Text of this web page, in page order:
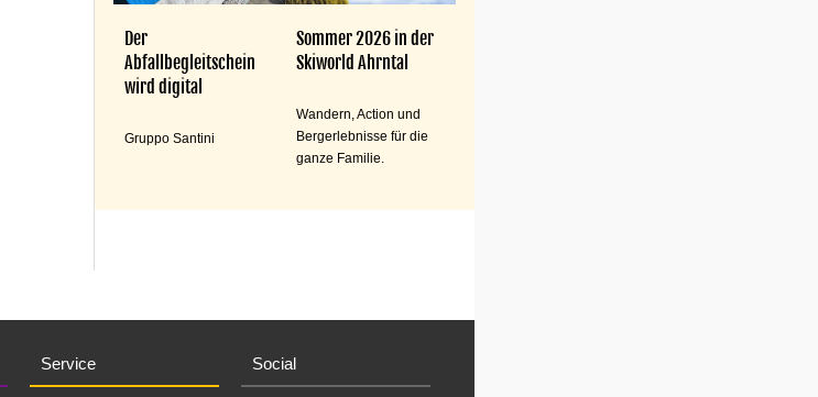
Der
Abfallbegleitschein
wird digital
Gruppo Santini
Sommer 2026 in der
Skiworld Ahrntal
Wandern, Action und
Bergerlebnisse für die
ganze Familie.
Service Social